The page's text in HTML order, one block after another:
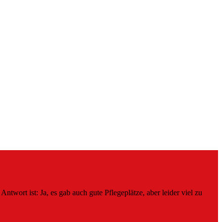
ist: Ja, es gab auch gute Pflegeplätze, aber leider viel zu